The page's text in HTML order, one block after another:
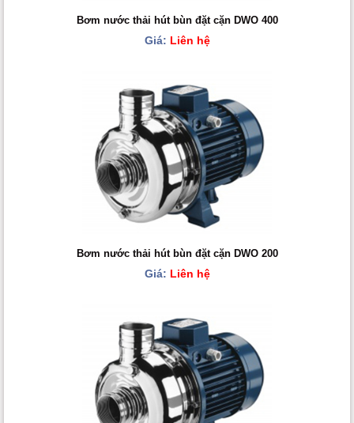
Bơm nước thải hút bùn đặt cặn DWO 400
Giá: Liên hệ
Bơm nước thải hút bùn đặt cặn DWO 200
Giá: Liên hệ